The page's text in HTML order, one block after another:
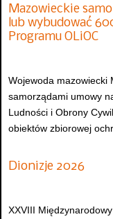
Mazowieckie
lub wybudować
Programu OLiOC
Wojewoda mazowiecki
samorządami umowy
Ludności i Obrony
obiektów zbiorowej
Dionizje 2026
XXVIII